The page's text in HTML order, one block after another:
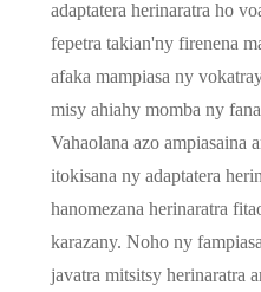
adaptatera herinaratra ho
fepetra takian'ny firenena
afaka mampiasa ny
misy ahiahy momba ny
Vahaolana azo ampiasaina
itokisana ny adaptatera
hanomezana herinaratra
karazany. Noho ny
javatra mitsitsy herinaratra